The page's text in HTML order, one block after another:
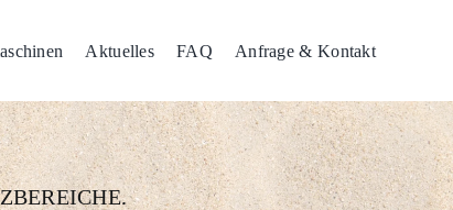
Aktuelles FAQ Anfrage & Kontakt